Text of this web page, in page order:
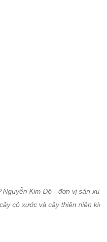
Nguyễn Kim Đô - đơn vị sản xuất
cỏ xước và cây thiên niên kiện